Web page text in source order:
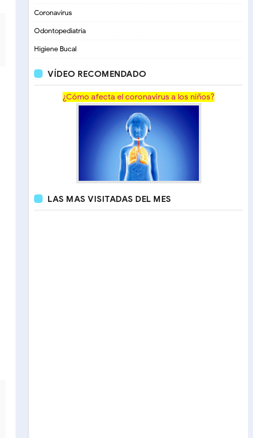
Coronavirus
Odontopediatria
Higiene Bucal
VÍDEO RECOMENDADO
¿Cómo afecta el coronavirus a los niños?
LAS MAS VISITADAS DEL MES